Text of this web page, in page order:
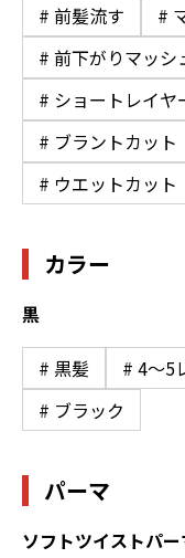
# 前髪流す
#
# 前下がりマッシ
# ショートレイヤ
# ブラントカット
# ウエットカット
カラー
黒
# 黒髪
# 4〜5
# ブラック
パーマ
ソフトツイストパー